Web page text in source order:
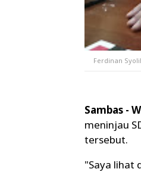
Ferdinan
Sambas -
meninjau
tersebut.
"Saya lihat